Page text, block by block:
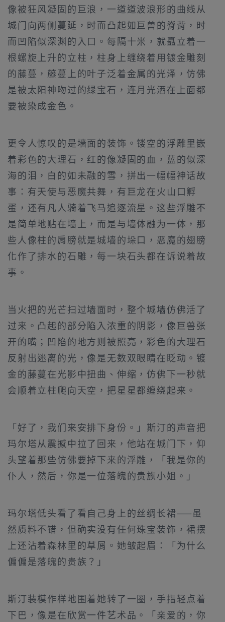
像被狂风凝固的巨浪，一道道波浪形的曲线从
城门向两侧蔓延，时而凸起如巨兽的脊背，时
而凹陷似深渊的入口。每隔十米，就矗立着一
根螺旋上升的立柱，柱身上缠绕着用镀金雕刻
的藤蔓，藤蔓上的叶子泛着金属的光泽，仿佛
是被太阳神吻过的绿宝石，连月光洒在上面都
要被染成金色。
更令人惊叹的是墙面的装饰。镂空的浮雕里嵌
着彩色的大理石，红的像凝固的血，蓝的似深
海的泪，白的如未融的雪，拼出一幅幅神话故
事：有天使与恶魔共舞，有巨龙在火山口孵
蛋，还有凡人骑着飞马追逐流星。这些浮雕不
是简单地贴在墙上，而是与墙体融为一体，那
些人像柱的肩膀就是城墙的垛口，恶魔的翅膀
化作了排水的石雕，每一块石头都在诉说着故
事。
当火把的光芒扫过墙面时，整个城墙仿佛活了
过来。凸起的部分陷入浓重的阴影，像巨兽张
开的嘴；凹陷的地方则被照亮，彩色的大理石
反射出迷离的光，像是无数双眼睛在眨动。镀
金的藤蔓在光影中扭曲、伸缩，仿佛下一秒就
会顺着立柱爬向天空，把星星都缠绕起来。
「好了，我们来安排下身份。」斯汀的声音把
玛尔塔从震撼中拉了回来，他站在城门下，仰
头望着那些仿佛要掉下来的浮雕，「我是你的
仆人，然后，你是一位落魄的贵族小姐。」
玛尔塔低头看了看自己身上的丝绸长裙——虽
然质料不错，但确实没有任何珠宝装饰，裙摆
上还沾着森林里的草屑。她皱起眉：「为什么
偏偏是落魄的贵族？」
斯汀装模作样地围着她转了一圈，手指轻点着
下巴，像是在欣赏一件艺术品。「亲爱的，你